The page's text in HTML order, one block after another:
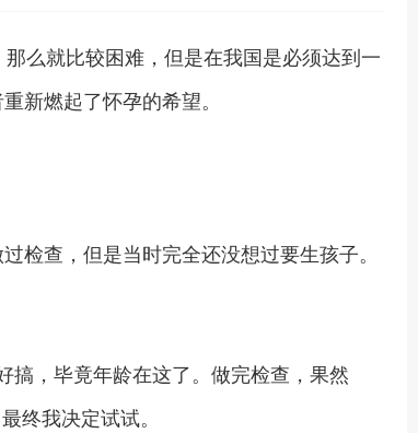
么就比较困难，但是在我国是必须达到一
新燃起了怀孕的希望。
检查，但是当时完全还没想过要生孩子。
搞，毕竟年龄在这了。做完检查，果然
终我决定试试。